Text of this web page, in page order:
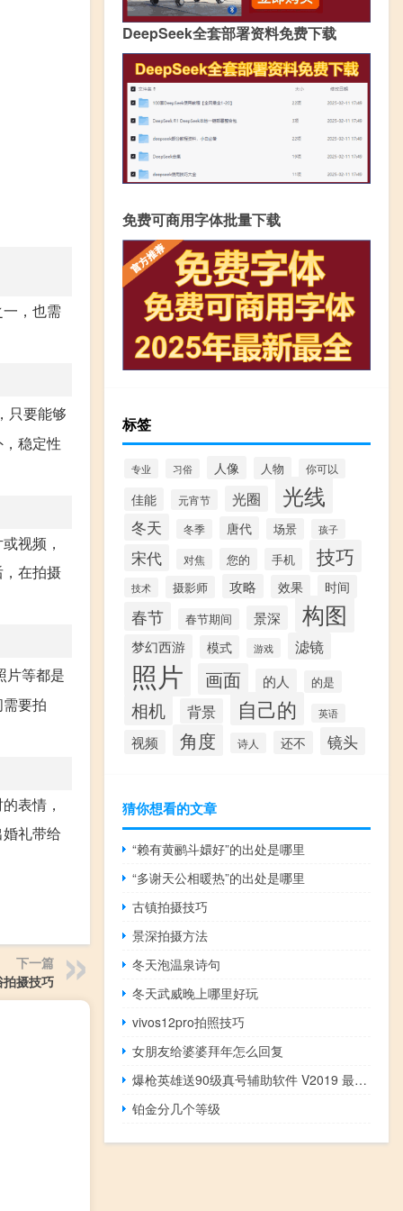
，也需
只要能够
稳定性
视频，
在拍摄
片等都是
要拍
表情，
礼带给
下一篇
拍摄技巧
DeepSeek全套部署资料免费下载
免费可商用字体批量下载
标签
专业 习俗 人像 人物 你可以
佳能 元宵节 光圈 光线
冬天 冬季 唐代 场景 孩子
宋代 对焦 您的 手机 技巧
技术 摄影师 攻略 效果 时间
春节 春节期间 景深 构图
梦幻西游 模式 游戏 滤镜
照片 画面 的人 的是
相机 背景 自己的 英语
视频 角度 诗人 还不 镜头
猜你想看的文章
“赖有黄鹂斗嬛好”的出处是哪里
“多谢天公相暖热”的出处是哪里
古镇拍摄技巧
景深拍摄方法
冬天泡温泉诗句
冬天武威晚上哪里好玩
vivos12pro拍照技巧
女朋友给婆婆拜年怎么回复
爆枪英雄送90级真号辅助软件 V2019 最新免费版（爆枪英雄送90级真号辅助软件 V2019 最新免费版功能简介）
铂金分几个等级